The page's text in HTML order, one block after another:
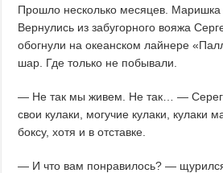
Прошло несколько месяцев. Маришка
Вернулись из забугорного вояжа
обогнули на океанском лайнере
шар. Где только не побывали.
— Не так мы живем. Не так… —
свои кулаки, могучие кулаки, кулаки
боксу, хотя и в отставке.
— И что вам понравилось? —